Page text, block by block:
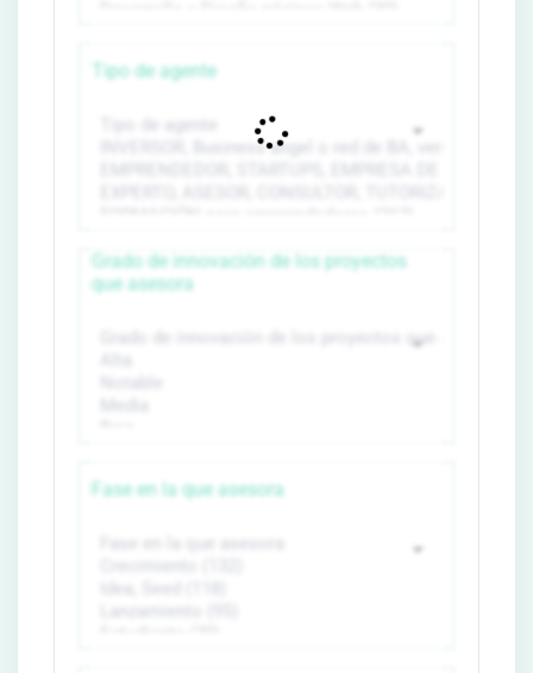
Tipo de agente
Grado de innovación de los proyectos
que asesora
Fase en la que asesora